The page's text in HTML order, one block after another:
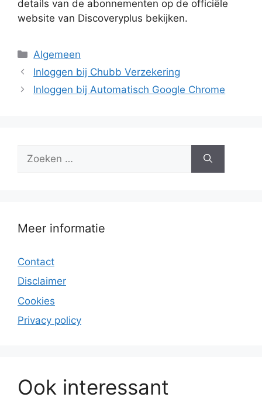
details van de abonnementen op de officiële
website van Discoveryplus bekijken.
Categorieën
Algemeen
Inloggen bij Chubb Verzekering
Inloggen bij Automatisch Google Chrome
naar:
Meer informatie
Contact
Disclaimer
Cookies
Privacy policy
Ook interessant